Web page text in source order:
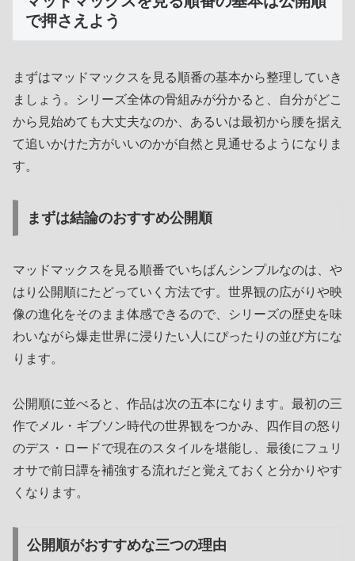
で押さえよう
まずはマッドマックスを見る順番の基本から整理していき
ましょう。シリーズ全体の骨組みが分かると、自分がどこ
から見始めても大丈夫なのか、あるいは最初から腰を据え
て追いかけた方がいいのかが自然と見通せるようになりま
す。
まずは結論のおすすめ公開順
マッドマックスを見る順番でいちばんシンプルなのは、や
はり公開順にたどっていく方法です。世界観の広がりや映
像の進化をそのまま体感できるので、シリーズの歴史を味
わいながら爆走世界に浸りたい人にぴったりの並び方にな
ります。
公開順に並べると、作品は次の五本になります。最初の三
作でメル・ギブソン時代の世界観をつかみ、四作目の怒り
のデス・ロードで現在のスタイルを堪能し、最後にフュリ
オサで前日譚を補強する流れだと覚えておくと分かりやす
くなります。
公開順がおすすめな三つの理由